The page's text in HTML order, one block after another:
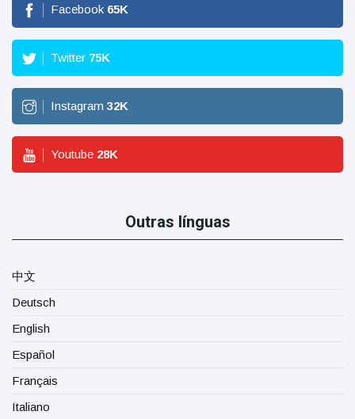
Facebook 65K
Twitter 75K
Instagram 32K
Youtube 28K
Outras línguas
中文
Deutsch
English
Español
Français
Italiano